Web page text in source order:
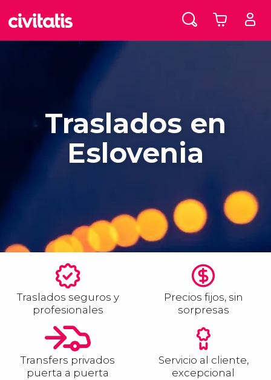
Traslados en
Eslovenia
Traslados seguros y
profesionales
Precios fijos, sin
sorpresas
Transfers privados
puerta a puerta
Servicio al cliente,
excepcional